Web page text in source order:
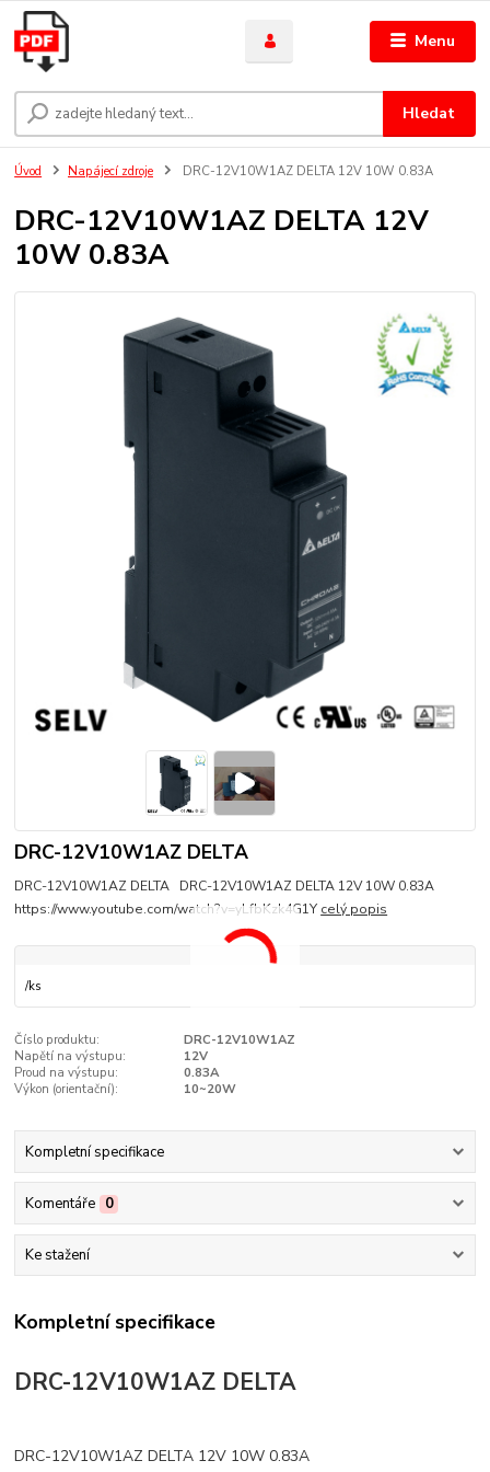
Menu
Hledat
Úvod Napájecí zdroje DRC-12V10W1AZ DELTA 12V 10W 0.83A
DRC-12V10W1AZ DELTA 12V
10W 0.83A
DRC-12V10W1AZ DELTA
DRC-12V10W1AZ DELTA DRC-12V10W1AZ DELTA 12V 10W 0.83A
https://www.youtube.com/watch?v=yLfbKzk4G1Y celý popis
/ks
Číslo produktu:
DRC-12V10W1AZ
Napětí na výstupu:
12V
Proud na výstupu:
0.83A
Výkon (orientační):
10~20W
Kompletní specifikace
Komentáře 0
Ke stažení
Kompletní specifikace
DRC-12V10W1AZ DELTA
DRC-12V10W1AZ DELTA 12V 10W 0.83A